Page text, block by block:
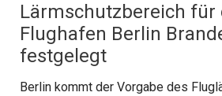
Lärmschutzbereich für
Flughafen Berlin
festgelegt
Berlin kommt der Vorgabe des